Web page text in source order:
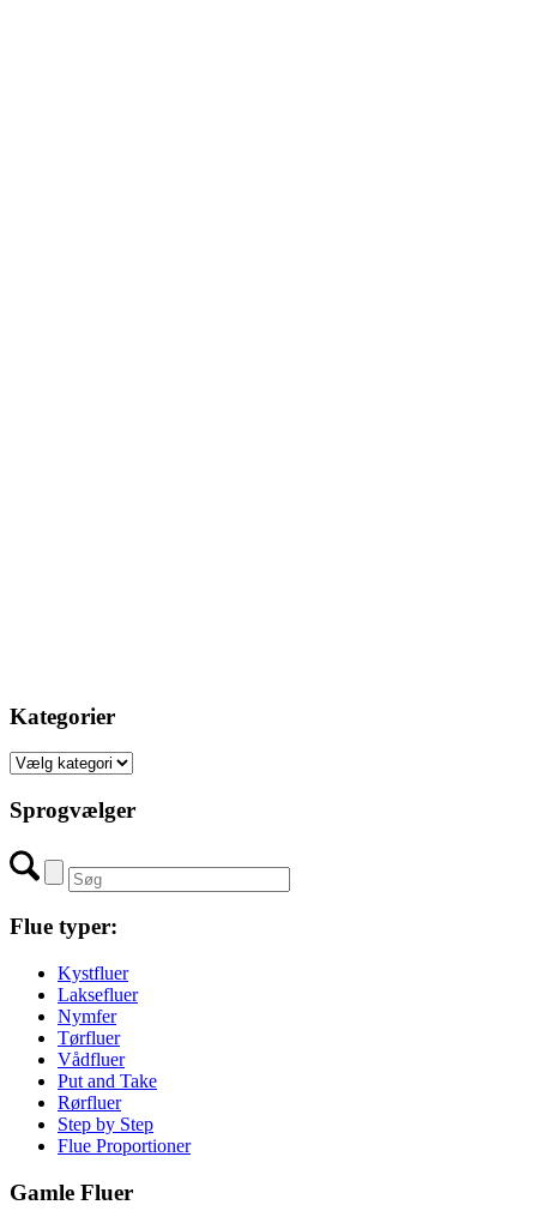
Kategorier
Kategorier
Sprogvælger
Flue typer:
Kystfluer
Laksefluer
Nymfer
Tørfluer
Vådfluer
Put and Take
Rørfluer
Step by Step
Flue Proportioner
Gamle Fluer